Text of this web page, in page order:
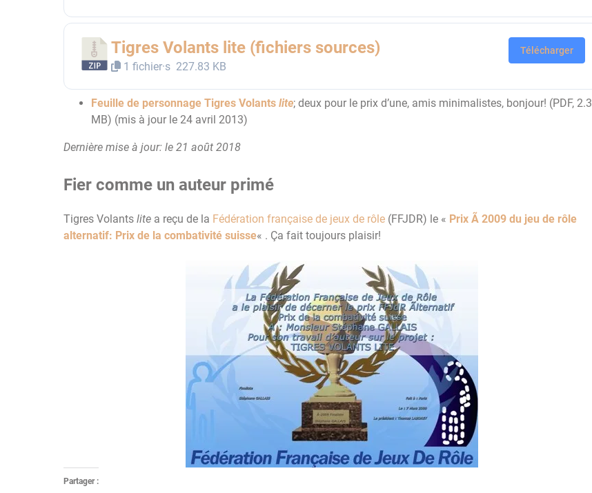
Tigres Volants lite (fichiers sources)
1 fichier·s 227.83 KB
Télécharger
Feuille de personnage Tigres Volants lite; deux pour le prix d’une, amis minimalistes, bonjour! (PDF, 2.3
MB) (mis à jour le 24 avril 2013)
Dernière mise à jour: le 21 août 2018
Fier comme un auteur primé
Tigres Volants lite a reçu de la Fédération française de jeux de rôle (FFJDR) le « Prix Ã 2009 du jeu de rôle
alternatif: Prix de la combativité suisse« . Ça fait toujours plaisir!
Partager :